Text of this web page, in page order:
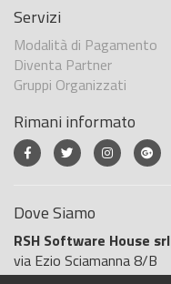
Servizi
Modalità di Pagamento
Diventa Partner
Gruppi Organizzati
Rimani informato
Dove Siamo
RSH Software House srl
via Ezio Sciamanna 8/B